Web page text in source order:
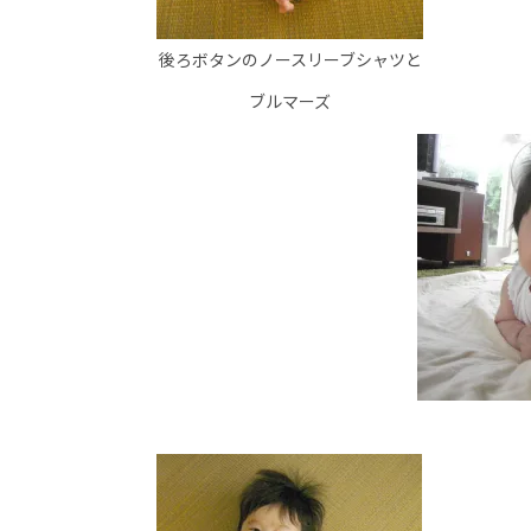
後ろボタンのノースリーブシャツと
ブルマーズ